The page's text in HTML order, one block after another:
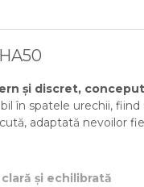
și discret,
în spatele urechii, fiind
adaptată nevoilor
și echilibrată